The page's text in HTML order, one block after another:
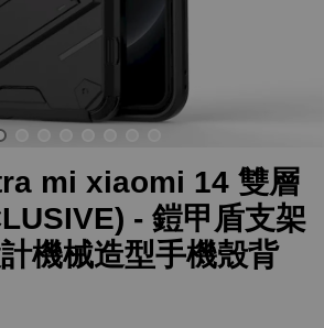
mi xiaomi 14 雙層
- 鎧甲盾支架
機械造型手機殼背